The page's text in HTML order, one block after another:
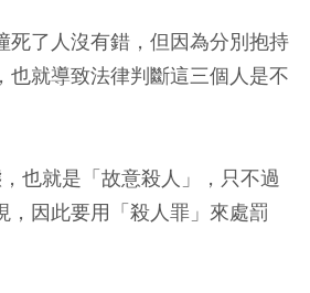
死了人沒有錯，但因為分別抱持
也就導致法律判斷這三個人是不
也就是「故意殺人」，只不過
，因此要用「殺人罪」來處罰